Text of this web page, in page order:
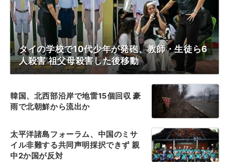
タイの学校で10代少年が発砲、教師・生徒ら6
人殺害 祖父母殺害した後移動
韓国、北西部沿岸で地雷15個回収 豪
雨で北朝鮮から流出か
太平洋諸島フォーラム、中国のミサ
イル非難する共同声明採択できず 親
中2か国が反対